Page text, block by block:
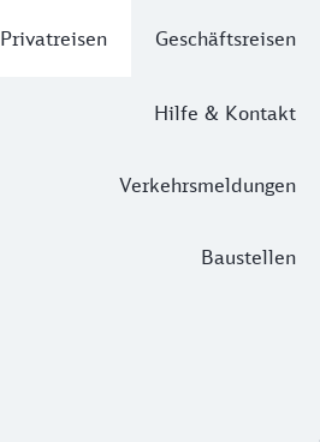
Privatreisen Geschäftsreisen
Hilfe & Kontakt
Verkehrsmeldungen
Baustellen